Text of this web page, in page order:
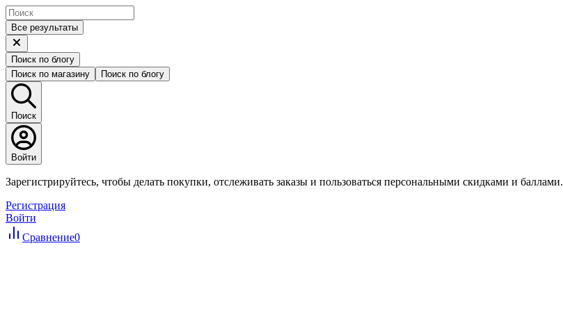
Все результаты
Поиск по блогу
Поиск по магазину
Поиск по блогу
Поиск
Войти
Зарегистрируйтесь, чтобы делать покупки, отслеживать заказы и пользоваться персональными скидками и баллами.
Регистрация
Войти
Сравнение0